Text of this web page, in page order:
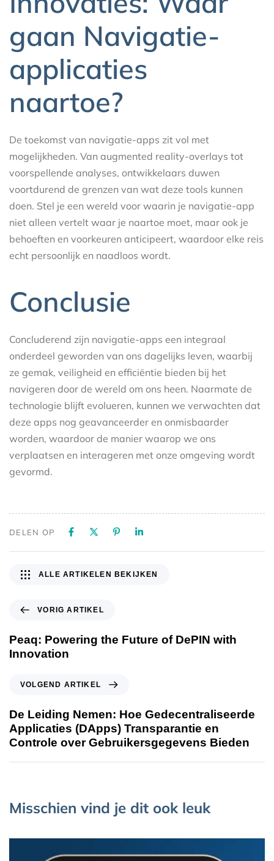
gaan Navigatie-
applicaties
naartoe?
De toekomst van navigatie-apps zit vol met
mogelijkheden. Van augmented reality-overlays tot
voorspellende analyses, ontwikkelaars duwen
voortdurend de grenzen van wat deze tools kunnen
doen. Stel je een wereld voor waarin je navigatie-app
niet alleen vertelt waar je naartoe moet, maar ook je
behoeften en voorkeuren anticipeert, waardoor elke reis
echt persoonlijk en naadloos wordt.
Conclusie
Concluderend zijn navigatie-apps een integraal
onderdeel geworden van ons dagelijks leven, waarbij
ze gemak, veiligheid en efficiëntie bieden bij het
navigeren door de wereld om ons heen. Naarmate de
technologie blijft evolueren, kunnen we verwachten dat
deze apps nog geavanceerder en onmisbaarder
worden, waardoor de manier waarop we ons
verplaatsen en interageren met onze omgeving wordt
gevormd.
DELEN OP
VORIG ARTIKEL
Peaq: Powering the Future of DePIN with
Innovation
ALLE ARTIKELEN BEKIJKEN
VOLGEND ARTIKEL
De Leiding Nemen: Hoe Gedecentraliseerde
Applicaties (DApps) Transparantie en
Controle over Gebruikersgegevens Bieden
Misschien vind je dit ook leuk